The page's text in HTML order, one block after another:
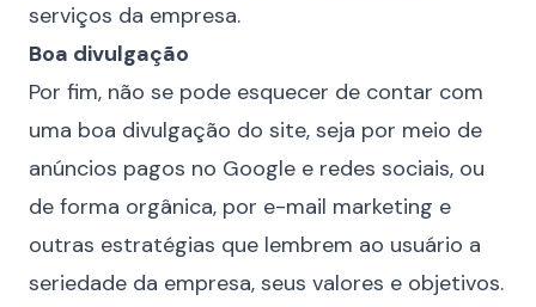
serviços da empresa.
Boa divulgação
Por fim, não se pode esquecer de contar com
uma boa divulgação do site, seja por meio de
anúncios pagos no Google e redes sociais, ou
de forma orgânica, por e-mail marketing e
outras estratégias que lembrem ao usuário a
seriedade da empresa, seus valores e objetivos.